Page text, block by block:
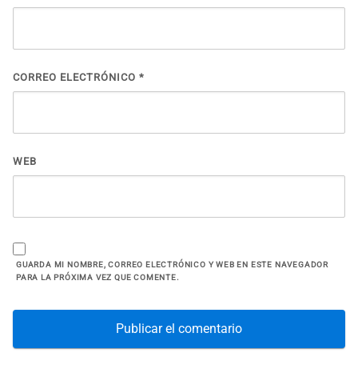
CORREO ELECTRÓNICO *
WEB
GUARDA MI NOMBRE, CORREO ELECTRÓNICO Y WEB EN ESTE NAVEGADOR
PARA LA PRÓXIMA VEZ QUE COMENTE.